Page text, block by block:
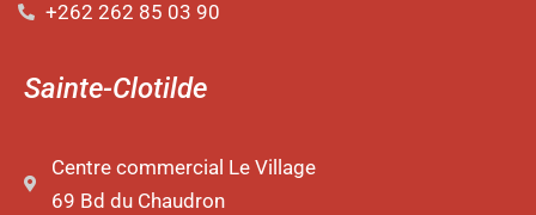
+262 262 85 03 90
Sainte-Clotilde
Centre commercial Le Village
69 Bd du Chaudron